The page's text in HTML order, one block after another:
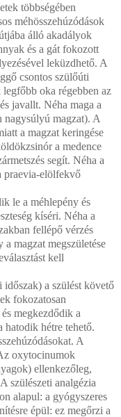
többségében
méhösszehúzódások
álló akadályok
és a gát fokozott
leküzdhető. A
csontos szülőúti
oka régebben az
javallt. Néha maga a
nagysúlyú magzat). A
a magzat keringése
a medence
segít. Néha a
praevia-elölfekvő
le a méhlepény és
kíséri. Néha a
fellépő vérzés
magzat megszületése
kell
időszak) a szülést követő
fokozatosan
megkezdődik a
hatodik hétre tehető.
A
oxytocinumok
ellenkezőleg,
szülészeti analgézia
alapul: a gyógyszeres
épül: ez megőrzi a